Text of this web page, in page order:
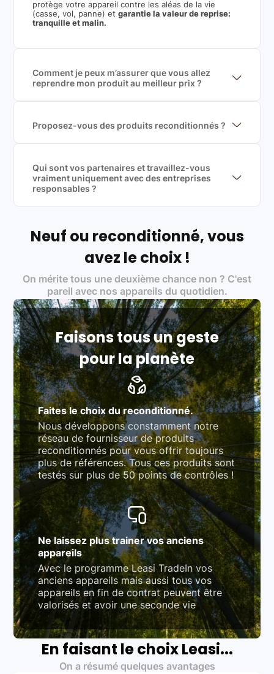
protège votre appareil contre les aléas de la vie
(casse, vol, panne) etgarantie la valeur de reprise:
tranquille et malin.
Comment je peux m’assurer que vous allez
reprendre mon produit au meilleur prix ?
garantir le meilleur prix de rachat. De plus, nous
sommes rémunéré à la commission sur la valeur de
Proposez-vous des produits reconditionnés ?
produits officiels de grandes marques et du
reconditionné de haute qualité
Qui sont vos partenaires et travaillez-vous
vraiment uniquement avec des entreprises
responsables ?
Labels environnementaux & qualité de nos partenaires
traitement des déchets électroniques (DEEE)
Produits testés et vérifiés selon des standards
rigoureux (80 à 100 points de contrôle en
fonction des produits)
Respect des normes RAEE, RoHS, et du
référentiel QualiRepar (bonus réparation)
Neuf ou reconditionné, vous
avez le choix !
On mérite tous une deuxième chance non ? C'est
pareil avec nos appareils du quotidien.
Faisons tous un geste
pour la planète
Faites le choix du reconditionné.
Nous développons constamment notre
réseau de fournisseur de produits
reconditionnés pour vous offrir toujours
plus de références. Tous ces produits sont
testés sur plus de 50 points de contrôles !
Ne laissez plus trainer vos anciens
appareils
Avec le programme Leasi TradeIn vos
anciens appareils mais aussi tous vos
appareils en fin de contrat peuvent être
valorisés et avoir une seconde vie
En faisant le choix Leasi...
On a résumé quelques avantages